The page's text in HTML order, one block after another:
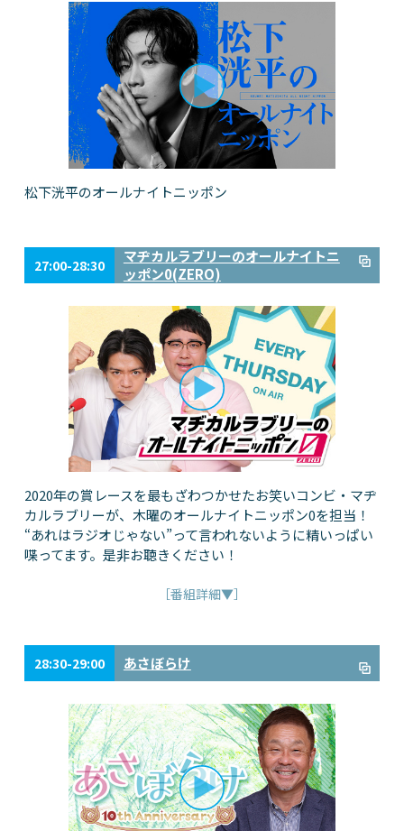
松下洸平のオールナイトニッポン
27:00-28:30
マヂカルラブリーのオールナイトニ
ッポン0(ZERO)
2020年の賞レースを最もざわつかせたお笑いコンビ・マヂ
カルラブリーが、木曜のオールナイトニッポン0を担当！
“あれはラジオじゃない”って言われないように精いっぱい
喋ってます。是非お聴きください！
［番組詳細▼］
28:30-29:00 あさぼらけ